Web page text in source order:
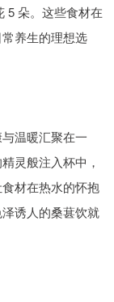
5 朵。这些食材在
养生的理想选
温暖汇聚在一
灵般注入杯中，
材在热水的怀抱
诱人的桑葚饮就